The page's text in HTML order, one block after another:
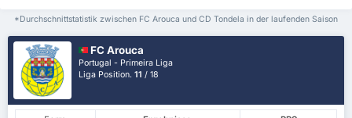
*Durchschnittstatistik zwischen FC Arouca und CD Tondela in der laufenden Saison
FC Arouca
Portugal - Primeira Liga
Liga Position.11 / 18